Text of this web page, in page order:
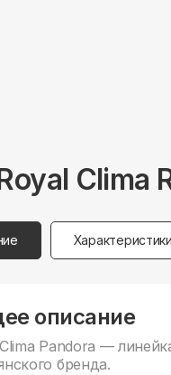
Clima
Характеристики
описание
Pandora —
бренда.